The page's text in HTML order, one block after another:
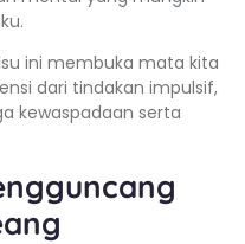
ini membuka mata kita
dari tindakan impulsif,
kewaspadaan serta